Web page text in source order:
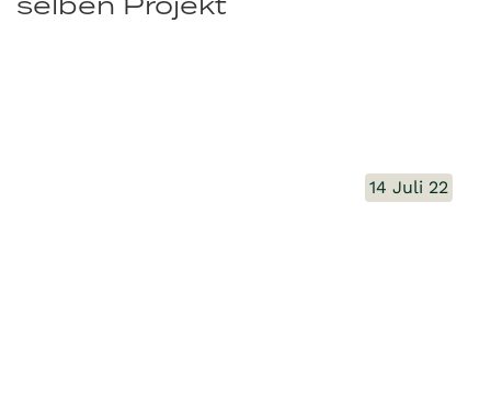
14 Juli 22